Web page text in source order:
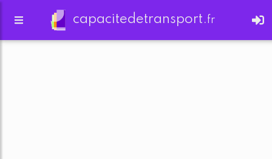
capacitedetransport.fr